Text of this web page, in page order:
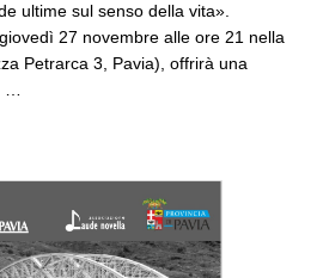
ultime sul senso della vita».
27 novembre alle ore 21 nella
Petrarca 3, Pavia), offrirà una